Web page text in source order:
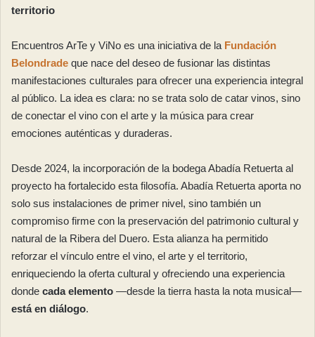
territorio
Encuentros ArTe y ViNo es una iniciativa de la Fundación
Belondrade que nace del deseo de fusionar las distintas
manifestaciones culturales para ofrecer una experiencia integral
al público. La idea es clara: no se trata solo de catar vinos, sino
de conectar el vino con el arte y la música para crear
emociones auténticas y duraderas.
Desde 2024, la incorporación de la bodega Abadía Retuerta al
proyecto ha fortalecido esta filosofía. Abadía Retuerta aporta no
solo sus instalaciones de primer nivel, sino también un
compromiso firme con la preservación del patrimonio cultural y
natural de la Ribera del Duero. Esta alianza ha permitido
reforzar el vínculo entre el vino, el arte y el territorio,
enriqueciendo la oferta cultural y ofreciendo una experiencia
donde cada elemento —desde la tierra hasta la nota musical—
está en diálogo.